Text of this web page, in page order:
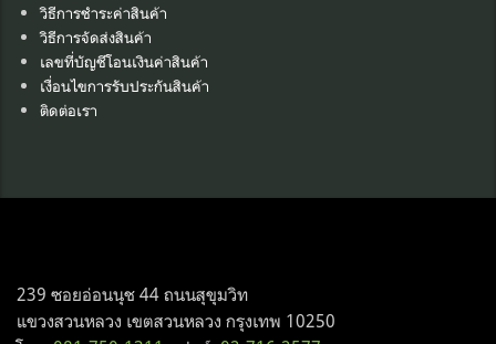
วิธีการชำระค่าสินค้า
วิธีการจัดส่งสินค้า
เลขที่บัญชีโอนเงินค่าสินค้า
เงื่อนไขการรับประกันสินค้า
ติดต่อเรา
239 ซอยอ่อนนุช 44 ถนนสุขุมวิท
แขวงสวนหลวง เขตสวนหลวง กรุงเทพ 10250